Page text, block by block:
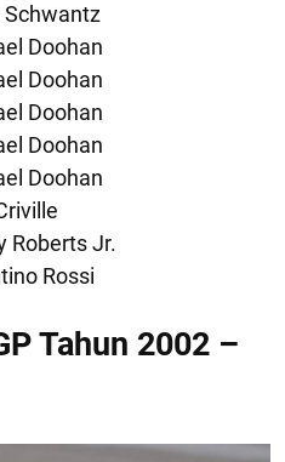
Schwantz
Doohan
Doohan
Doohan
Doohan
Doohan
Roberts Jr.
Rossi
Tahun 2002 –